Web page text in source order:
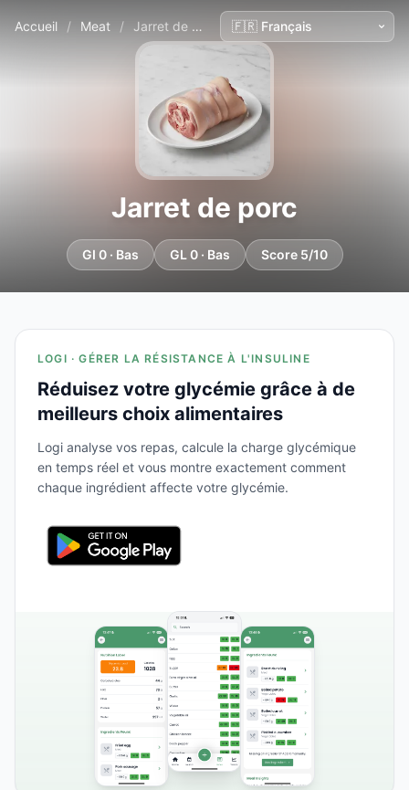
Accueil / Meat / Jarret de porc
Jarret de porc
GI 0 · Bas GL 0 · Bas Score 5/10
LOGI · GÉRER LA RÉSISTANCE À L'INSULINE
Réduisez votre glycémie grâce à de
meilleurs choix alimentaires
Logi analyse vos repas, calcule la charge glycémique
en temps réel et vous montre exactement comment
chaque ingrédient affecte votre glycémie.